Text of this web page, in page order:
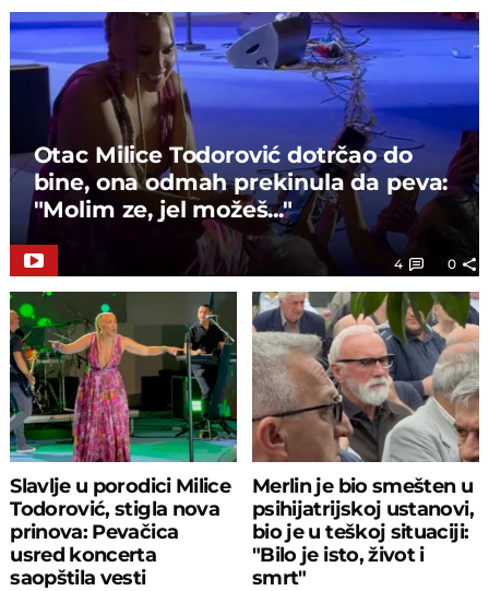
Od samog starta izabrao sam i posvetio se radu na
rubrici JETSET, a zašto? Paa prosto je, uz jednu
odgovornost koju nosi ovaj posao (pravovremeno i
tačno plasiranje proverenih informacija) i napetosti,
gotovo nikome nikada neće škoditi malo zabave. Zato
je tu TelegrafJETSET.
Otac Milice Todorović dotrčao do
bine, ona odmah prekinula da peva:
"Molim ze, jel možeš..."
4 0
Slavlje u porodici Milice
Todorović, stigla nova
prinova: Pevačica
usred koncerta
saopštila vesti
Merlin je bio smešten u
psihijatrijskoj ustanovi,
bio je u teškoj situaciji:
"Bilo je isto, život i
smrt"